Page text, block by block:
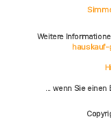
Weitere
hauskauf-
... wenn Sie